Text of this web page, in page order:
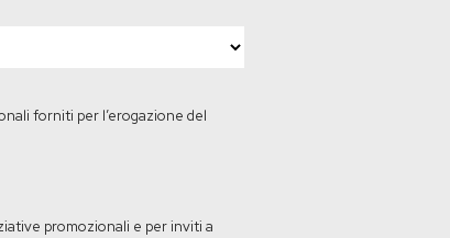
forniti per l’erogazione del
promozionali e per inviti a